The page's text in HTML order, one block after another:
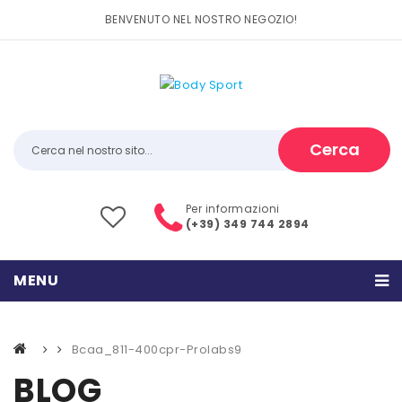
BENVENUTO NEL NOSTRO NEGOZIO!
Cerca
Per informazioni
(+39) 349 744 2894
MENU
PRODOTTI
CATEGORIE
Bcaa_811-400cpr-Prolabs9
BLOG